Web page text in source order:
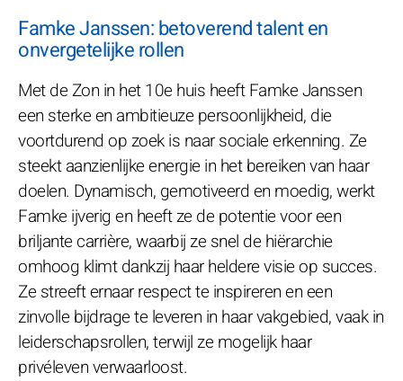
Famke Janssen: betoverend talent en
onvergetelijke rollen
Met de Zon in het 10e huis heeft Famke Janssen
een sterke en ambitieuze persoonlijkheid, die
voortdurend op zoek is naar sociale erkenning. Ze
steekt aanzienlijke energie in het bereiken van haar
doelen. Dynamisch, gemotiveerd en moedig, werkt
Famke ijverig en heeft ze de potentie voor een
briljante carrière, waarbij ze snel de hiërarchie
omhoog klimt dankzij haar heldere visie op succes.
Ze streeft ernaar respect te inspireren en een
zinvolle bijdrage te leveren in haar vakgebied, vaak in
leiderschapsrollen, terwijl ze mogelijk haar
privéleven verwaarloost.